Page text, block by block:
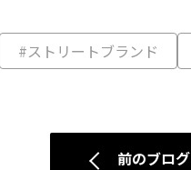
#ストリートブランド
前のブログ